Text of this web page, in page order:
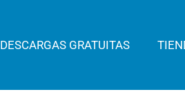
DESCARGAS GRATUITAS